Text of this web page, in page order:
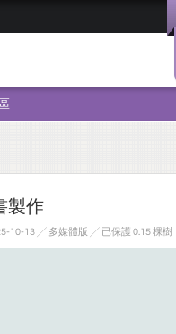
製作
10-13 ╱ 多媒體版 ╱ 已保護 0.15 棵樹